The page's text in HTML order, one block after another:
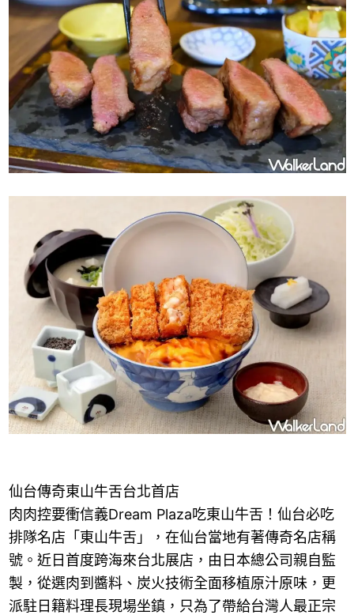
仙台傳奇東山牛舌台北首店
肉肉控要衝信義Dream Plaza吃東山牛舌！仙台必吃
排隊名店「東山牛舌」，在仙台當地有著傳奇名店稱
號。近日首度跨海來台北展店，由日本總公司親自監
製，從選肉到醬料、炭火技術全面移植原汁原味，更
派駐日籍料理長現場坐鎮，只為了帶給台灣人最正宗